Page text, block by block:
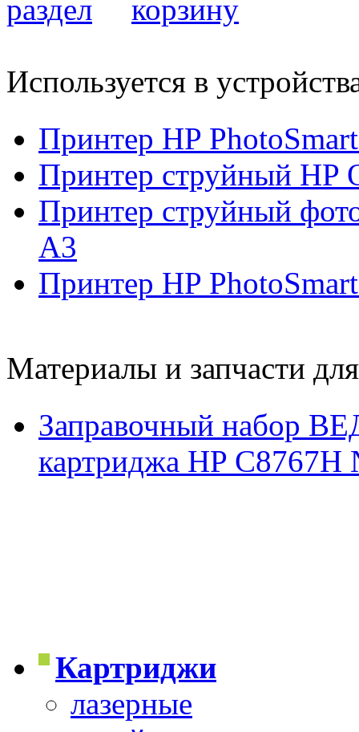
Используется в
Принтер HP
Принтер струйный HP
Принтер струйный
А3
Принтер HP
Материалы и запчасти
Заправочный набор
картриджа HP
Картриджи
лазерные